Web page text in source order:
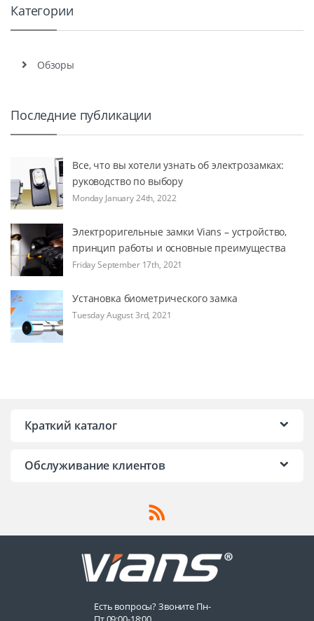
Категории
Обзоры
Последние публикации
Все, что вы хотели узнать об электрозамках:
руководство по выбору
Monday January 24th, 2022
Электроригельные замки Vians – устройство,
принцип работы и основные преимущества
Friday September 17th, 2021
Установка биометрического замка
Tuesday August 3rd, 2021
Краткий каталог
Обслуживание клиентов
Есть вопросы? Звоните Пн-